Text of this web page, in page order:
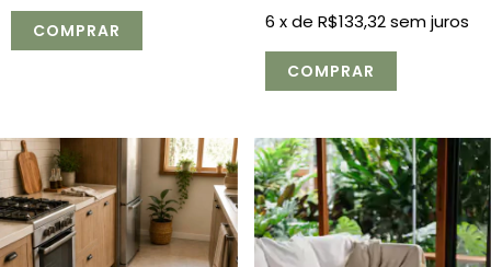
6 x de R$133,32 sem juros